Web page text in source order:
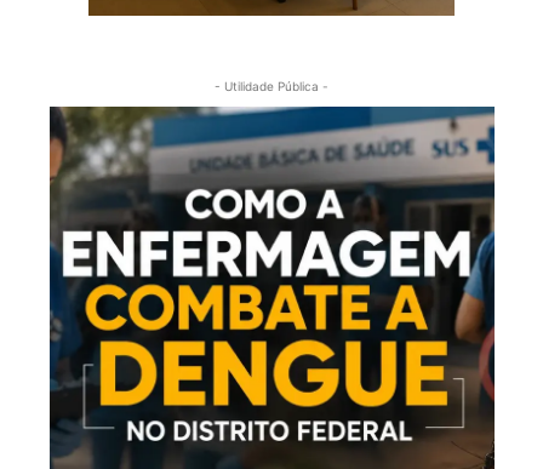
- Utilidade Pública -